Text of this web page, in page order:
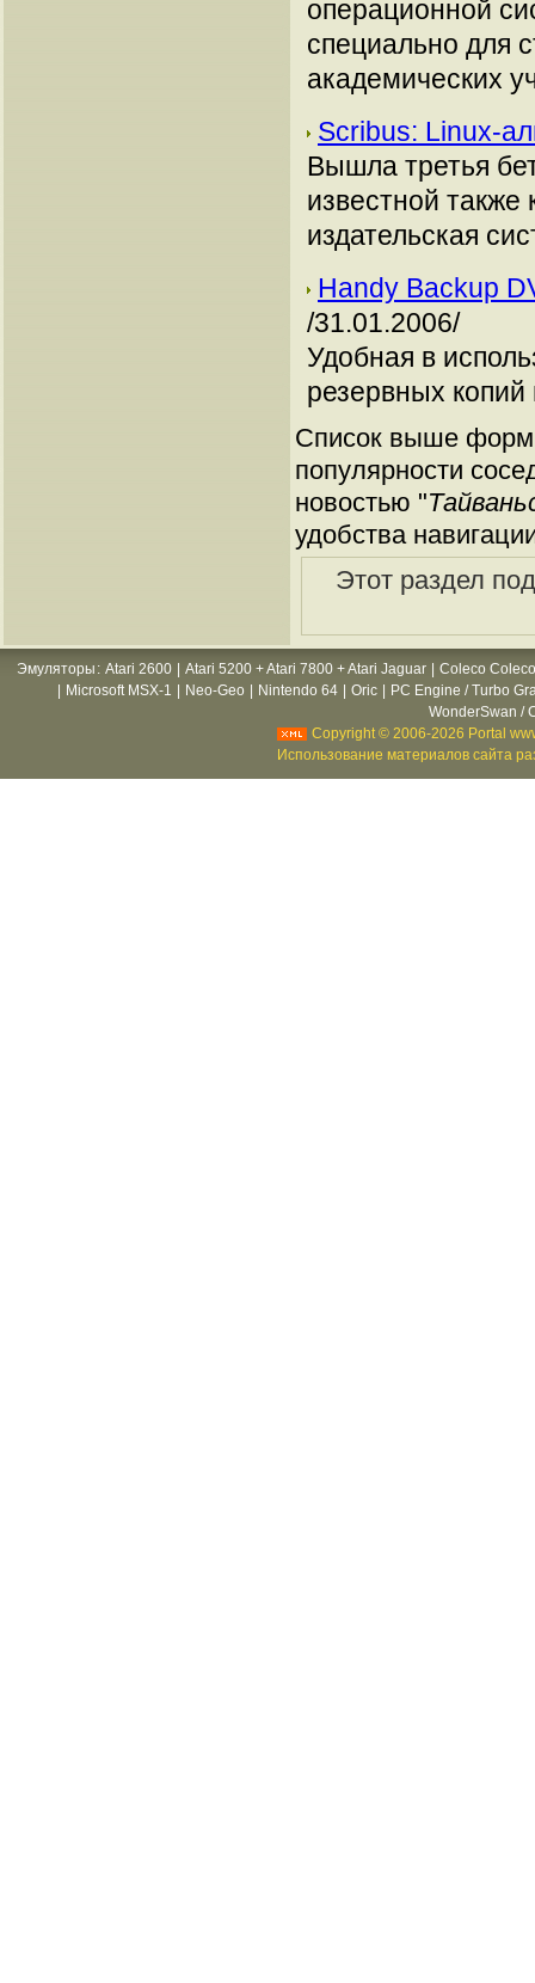
операционной
специально для
академических
Scribus: Linux-
Вышла третья
известной также
издательская
Handy Backup
/31.01.2006/
Удобная в
резервных
Список выше
популярности
новостью "
удобства
Этот раздел
Эмуляторы : Atari 2600 Atari 5200 + Atari 7800 + Atari Jaguar
Coleco
Microsoft MSX-1 Neo-Geo Nintendo 64 Oric
PC Engine / Turbo
WonderSwan /
Copyright © 2006-2026 Portal
Использование материалов сайта